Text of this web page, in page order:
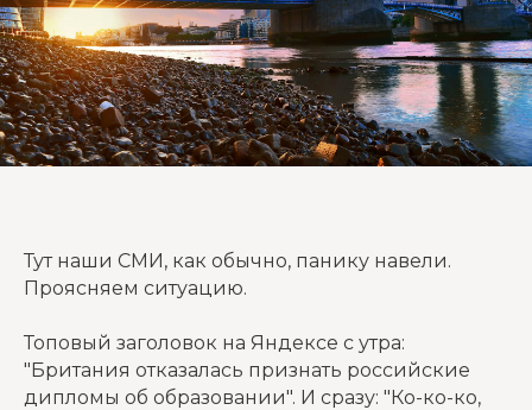
Тут наши СМИ, как обычно, панику навели.
Проясняем ситуацию.
Топовый заголовок на Яндексе с утра:
"Британия отказалась признать российские
дипломы об образовании". И сразу: "Ко-ко-ко,